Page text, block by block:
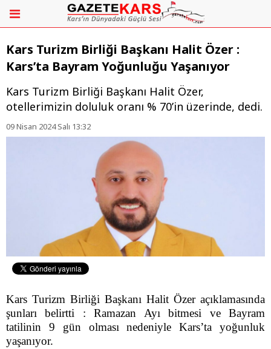
Kars Turizm Birliği Başkanı Halit Özer :
Kars’ta Bayram Yoğunluğu Yaşanıyor
​​​​​​​Kars Turizm Birliği Başkanı Halit Özer,
otellerimizin doluluk oranı % 70’in üzerinde, dedi.
09 Nisan 2024 Salı 13:32
Kars Turizm Birliği Başkanı Halit Özer açıklamasında
şunları belirtti :Ramazan Ayı bitmesi ve Bayram
tatilinin 9 gün olması nedeniyle Kars’ta yoğunluk
yaşanıyor.